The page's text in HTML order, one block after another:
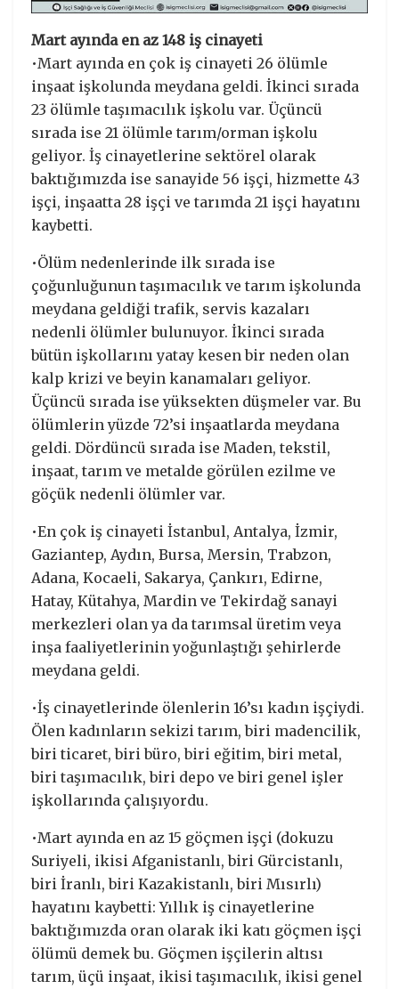
Mart ayında en az 148 iş cinayeti
•Mart ayında en çok iş cinayeti 26 ölümle
inşaat işkolunda meydana geldi. İkinci sırada
23 ölümle taşımacılık işkolu var. Üçüncü
sırada ise 21 ölümle tarım/orman işkolu
geliyor. İş cinayetlerine sektörel olarak
baktığımızda ise sanayide 56 işçi, hizmette 43
işçi, inşaatta 28 işçi ve tarımda 21 işçi hayatını
kaybetti.
•Ölüm nedenlerinde ilk sırada ise
çoğunluğunun taşımacılık ve tarım işkolunda
meydana geldiği trafik, servis kazaları
nedenli ölümler bulunuyor. İkinci sırada
bütün işkollarını yatay kesen bir neden olan
kalp krizi ve beyin kanamaları geliyor.
Üçüncü sırada ise yüksekten düşmeler var. Bu
ölümlerin yüzde 72’si inşaatlarda meydana
geldi. Dördüncü sırada ise Maden, tekstil,
inşaat, tarım ve metalde görülen ezilme ve
göçük nedenli ölümler var.
•En çok iş cinayeti İstanbul, Antalya, İzmir,
Gaziantep, Aydın, Bursa, Mersin, Trabzon,
Adana, Kocaeli, Sakarya, Çankırı, Edirne,
Hatay, Kütahya, Mardin ve Tekirdağ sanayi
merkezleri olan ya da tarımsal üretim veya
inşa faaliyetlerinin yoğunlaştığı şehirlerde
meydana geldi.
•İş cinayetlerinde ölenlerin 16’sı kadın işçiydi.
Ölen kadınların sekizi tarım, biri madencilik,
biri ticaret, biri büro, biri eğitim, biri metal,
biri taşımacılık, biri depo ve biri genel işler
işkollarında çalışıyordu.
•Mart ayında en az 15 göçmen işçi (dokuzu
Suriyeli, ikisi Afganistanlı, biri Gürcistanlı,
biri İranlı, biri Kazakistanlı, biri Mısırlı)
hayatını kaybetti: Yıllık iş cinayetlerine
baktığımızda oran olarak iki katı göçmen işçi
ölümü demek bu. Göçmen işçilerin altısı
tarım, üçü inşaat, ikisi taşımacılık, ikisi genel